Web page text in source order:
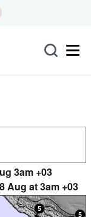
3am +03
Aug at 3am +03